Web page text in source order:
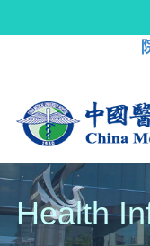
Health